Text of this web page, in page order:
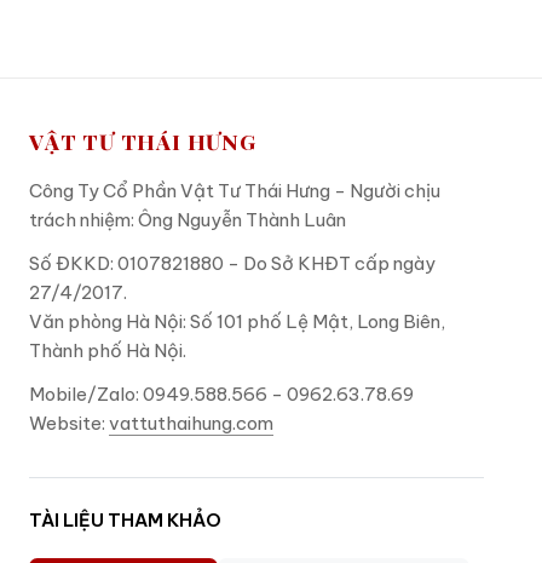
VẬT TƯ THÁI HƯNG
Công Ty Cổ Phần Vật Tư Thái Hưng - Người chịu
trách nhiệm: Ông Nguyễn Thành Luân
Số ĐKKD: 0107821880 - Do Sở KHĐT cấp ngày
27/4/2017.
Văn phòng Hà Nội: Số 101 phố Lệ Mật, Long Biên,
Thành phố Hà Nội.
Mobile/Zalo: 0949.588.566 - 0962.63.78.69
Website: vattuthaihung.com
TÀI LIỆU THAM KHẢO